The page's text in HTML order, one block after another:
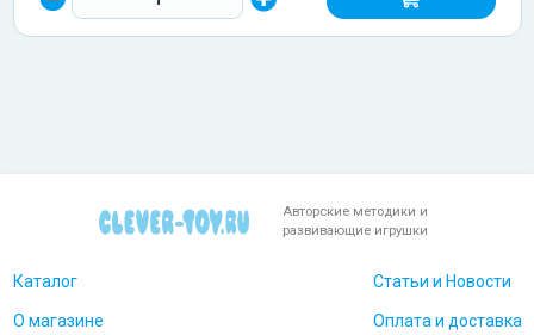
Авторские методики и
развивающие игрушки
Каталог
О магазине
Статьи и Новости
Оплата и доставка